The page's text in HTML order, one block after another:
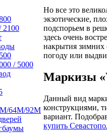
2100
/ 5000
64M/92M
Но все это
экзотические,
подспорьем в
здесь очень
накрытия зимних
погоду или
Маркизы
Данный вид
конструкциями,
вариант.
купить